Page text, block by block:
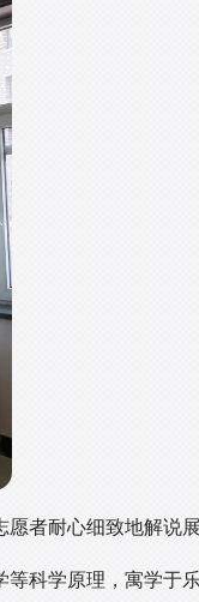
者耐心细致地解说
科学原理，寓学于乐